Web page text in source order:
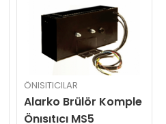
ÖNISITICILAR
Alarko Brülör Komple
Önısıtıcı MS5